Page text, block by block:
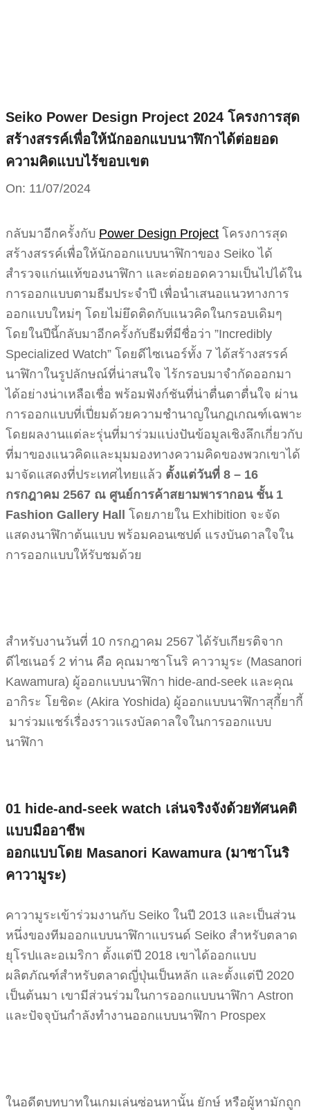
Seiko Power Design Project 2024 โครงการสุด
สร้างสรรค์เพื่อให้นักออกแบบนาฬิกาได้ต่อยอด
ความคิดแบบไร้ขอบเขต
On: 11/07/2024
กลับมาอีกครั้งกับ Power Design Project โครงการสุด
สร้างสรรค์เพื่อให้นักออกแบบนาฬิกาของ Seiko ได้
สำรวจแก่นแท้ของนาฬิกา และต่อยอดความเป็นไปได้ใน
การออกแบบตามธีมประจำปี เพื่อนำเสนอแนวทางการ
ออกแบบใหม่ๆ โดยไม่ยึดติดกับแนวคิดในกรอบเดิมๆ ​
โดยในปีนี้กลับมาอีกครั้งกับธีม​ที่มีชื่อว่า​ ”Incredibly
Specialized Watch” โดยดีไซเนอร์ทั้ง 7 ได้สร้างสรรค์
นาฬิกาในรูปลักษณ์ที่น่าสนใจ ไร้กรอบมาจำกัดออกมา
ได้อย่างน่าเหลือเชื่อ พร้อมฟังก์ชันที่น่าตื่นตาตื่นใจ ผ่าน
การออกแบบที่เปี่ยมด้วยความชำนาญในกฏเกณฑ์เฉพาะ
โดยผลงานแต่ละรุ่นที่มาร่วมแบ่งปันข้อมูลเชิงลึกเกี่ยวกับ
ที่มาของแนวคิดและมุมมองทางความคิดของพวกเขาได้
มาจัดแสดงที่ประเทศไทยแล้ว ตั้งแต่วันที่ 8 – 16
กรกฎาคม 2567 ณ ศูนย์การค้าสยามพารากอน ชั้น 1
Fashion Gallery Hall
โดยภายใน Exhibition จะจัด
แสดงนาฬิกาต้นแบบ พร้อมคอนเซปต์ แรงบันดาลใจใน
การออกแบบให้รับชมด้วย
สำหรับงานวันที่ 10 กรกฎาคม 2567 ได้รับเกียรติจาก
ดีไซเนอร์ 2 ท่าน คือ คุณมาซาโนริ คาวามูระ (Masanori
Kawamura) ผู้ออกแบบนาฬิกา hide-and-seek และคุณ
อากิระ โยชิดะ (Akira Yoshida) ผู้ออกแบบนาฬิกาสุกี้ยากี้
มาร่วมแชร์เรื่องราวแรงบัลดาลใจในการออกแบบ
นาฬิกา
01 hide-and-seek watch เล่นจริงจังด้วยทัศนคติ
แบบมืออาชีพ
ออกแบบโดย Masanori Kawamura (มาซาโนริ
คาวามูระ)
คาวามูระเข้าร่วมงานกับ Seiko ในปี 2013 และเป็นส่วน
หนึ่งของทีมออกแบบนาฬิกาแบรนด์ Seiko สำหรับตลาด
ยุโรปและอเมริกา ตั้งแต่ปี 2018 เขาได้ออกแบบ
ผลิตภัณฑ์สำหรับตลาดญี่ปุ่นเป็นหลัก และตั้งแต่ปี 2020
เป็นต้นมา เขามีส่วนร่วมในการออกแบบนาฬิกา Astron
และปัจจุบันกำลังทำงานออกแบบนาฬิกา Prospex
ในอดีตบทบาทในเกมเล่นซ่อนหานั้น ยักษ์ หรือผู้หามักถูก